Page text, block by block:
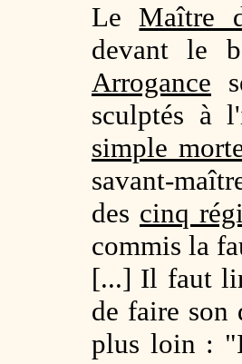
Le Maître
devant le
Arrogance
sculptés à
simple
savant-
des cinq
commis la
[...] Il faut
de faire
plus loin :